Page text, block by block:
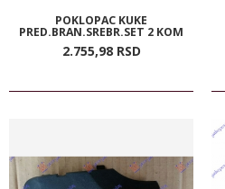
POKLOPAC KUKE
PRED.BRAN.SREBR.SET 2 KOM
2.755,98 RSD